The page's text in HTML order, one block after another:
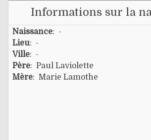
Informations sur la
Naissance: -
Lieu: -
Ville: -
Père: Paul Laviolette
Mère: Marie Lamothe